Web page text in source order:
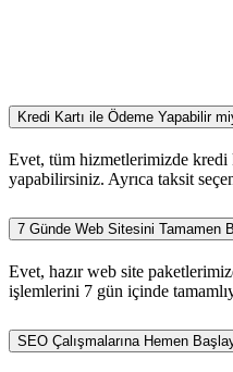
Kredi Kartı ile Ödeme Yapabilir
Evet, tüm hizmetlerimizde kredi
yapabilirsiniz. Ayrıca taksit
7 Günde Web Sitesini Tamamen
Evet, hazır web site
işlemlerini 7 gün içinde
SEO Çalışmalarına Hemen